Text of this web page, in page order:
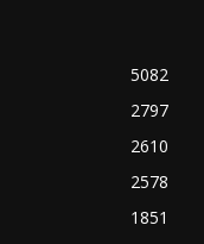
5082
2797
2610
2578
1851